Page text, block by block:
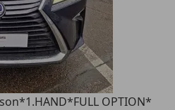
OPTION*